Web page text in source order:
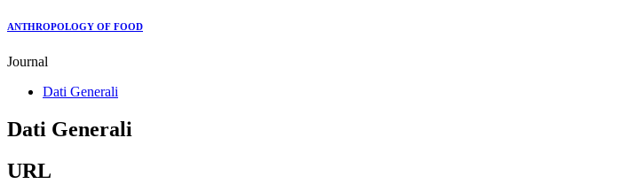
ANTHROPOLOGY OF FOOD
Journal
Dati Generali
Dati Generali
URL